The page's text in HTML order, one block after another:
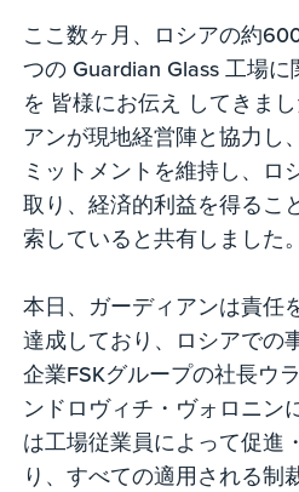
ここ数ヶ月、ロシアの約
つの Guardian Glass 工場
を 皆様にお伝え してきま
アンが現地経営陣と協力し
ミットメントを維持し、ロ
取り、経済的利益を得るこ
索していると共有しました。
本日、ガーディアンは責任
達成しており、ロシアでの
企業FSKグループの社長ウ
ンドロヴィチ・ヴォロニン
は工場従業員によって促進
り、すべての適用される制